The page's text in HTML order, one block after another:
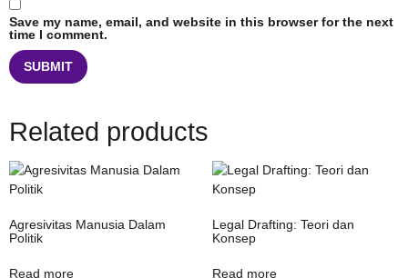
Save my name, email, and website in this browser for the next
time I comment.
Related products
Agresivitas Manusia Dalam
Politik
Read more
Legal Drafting: Teori dan
Konsep
Read more